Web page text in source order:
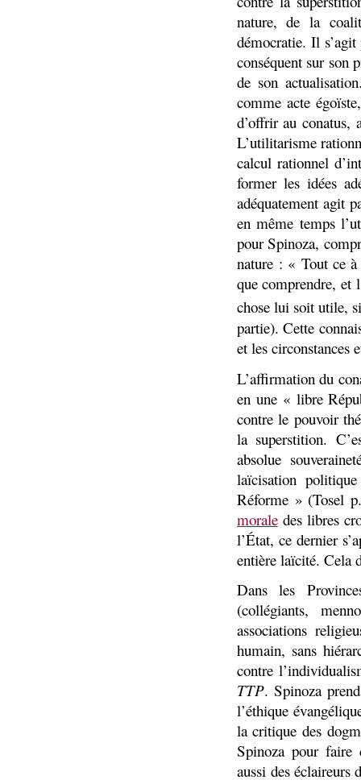
nature, de la
démocratie. Il
conséquent sur son
de son
comme acte
d’offrir au conatus,
L’utilitarisme
calcul rationnel
former les idées
adéquatement agit
en même temps
pour Spinoza,
nature : « Tout ce à
que comprendre, et
chose lui soit utile,
partie). Cette
et les circonstances
L’affirmation du
en une « libre
contre le pouvoir
la superstition.
absolue
laïcisation
Réforme » (Tosel
moraledes libres
l’État, ce dernier
entière laïcité. Cela
Dans les
(collégiants,
associations
humain, sans
contre
TTP. Spinoza
l’éthique
la critique des
Spinoza pour faire
aussi des